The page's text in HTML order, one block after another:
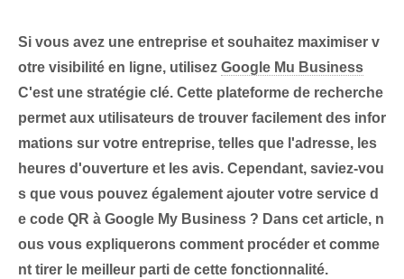
​Si vous avez une entreprise et souhaitez maximiser v
otre visibilité en ligne, utilisez Google Mu Business
C'est une stratégie clé. Cette plateforme de recherche
permet aux utilisateurs de trouver facilement des infor
mations sur votre entreprise, telles que l'adresse, les
heures d'ouverture et les avis. Cependant, saviez-vou
s que vous pouvez également ajouter votre service d
e code QR à Google My Business ? Dans cet article, n
ous vous expliquerons comment procéder et comme
nt tirer le meilleur parti de cette fonctionnalité.